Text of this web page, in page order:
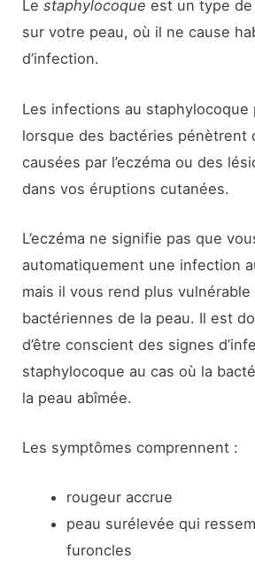
Le staphylocoque est un type
sur votre peau, où il ne cause
d’infection.
Les infections au
lorsque des bactéries pénètrent
causées par l’eczéma ou des
dans vos éruptions cutanées.
L’eczéma ne signifie pas que
automatiquement une infection
mais il vous rend plus
bactériennes de la peau. Il est
d’être conscient des signes
staphylocoque au cas où la
la peau abîmée.
Les symptômes comprennent :
rougeur accrue
peau surélevée qui
furoncles